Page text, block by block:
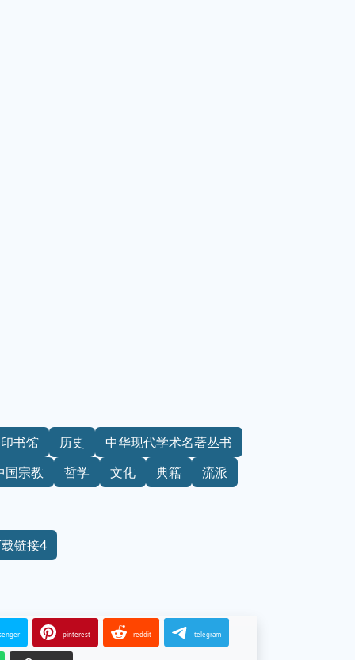
书馆 历史
中华现代学术名著丛书
国宗教
哲学 文化 典籍 流派
链接4
pinterest reddit telegram